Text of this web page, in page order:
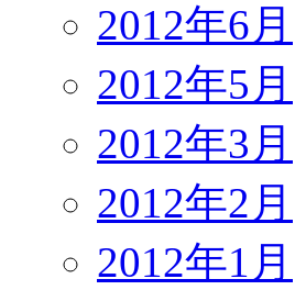
2012年6月
2012年5月
2012年3月
2012年2月
2012年1月